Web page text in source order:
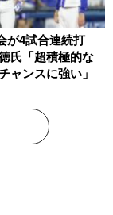
が4試合連続打
氏「超積極的な
ャンスに強い」